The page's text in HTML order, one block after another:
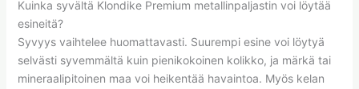
Kuinka syvältä Klondike Premium metallinpaljastin voi löytää
esineitä?
Syvyys vaihtelee huomattavasti. Suurempi esine voi löytyä
selvästi syvemmältä kuin pienikokoinen kolikko, ja märkä tai
mineraalipitoinen maa voi heikentää havaintoa. Myös kelan